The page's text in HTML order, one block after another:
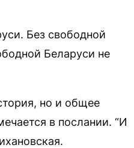
Без свободной
Беларуси не
но и общее
в послании. “И